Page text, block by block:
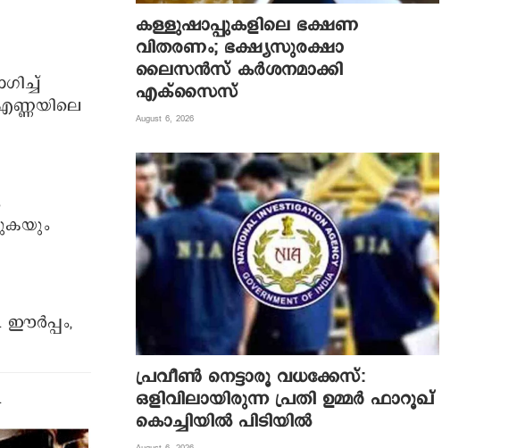
ഈർപ്പം,
കള്ളുഷാപ്പുകളിലെ ഭക്ഷണ
വിതരണം; ഭക്ഷ്യസുരക്ഷാ
ലൈസന്‍സ് കര്‍ശനമാക്കി
എക്‌സൈസ്
August 6, 2026
പ്രവീൺ നെട്ടാരൂ വധക്കേസ്:
ഒളിവിലായിരുന്ന പ്രതി ഉമ്മർ ഫാറൂഖ്
കൊച്ചിയിൽ പിടിയിൽ